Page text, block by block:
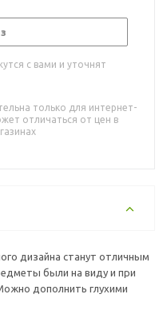
с вами и уточнят
только для интернет-
отличаться от цен в
дизайна станут отличным
были на виду и при
дополнить глухими